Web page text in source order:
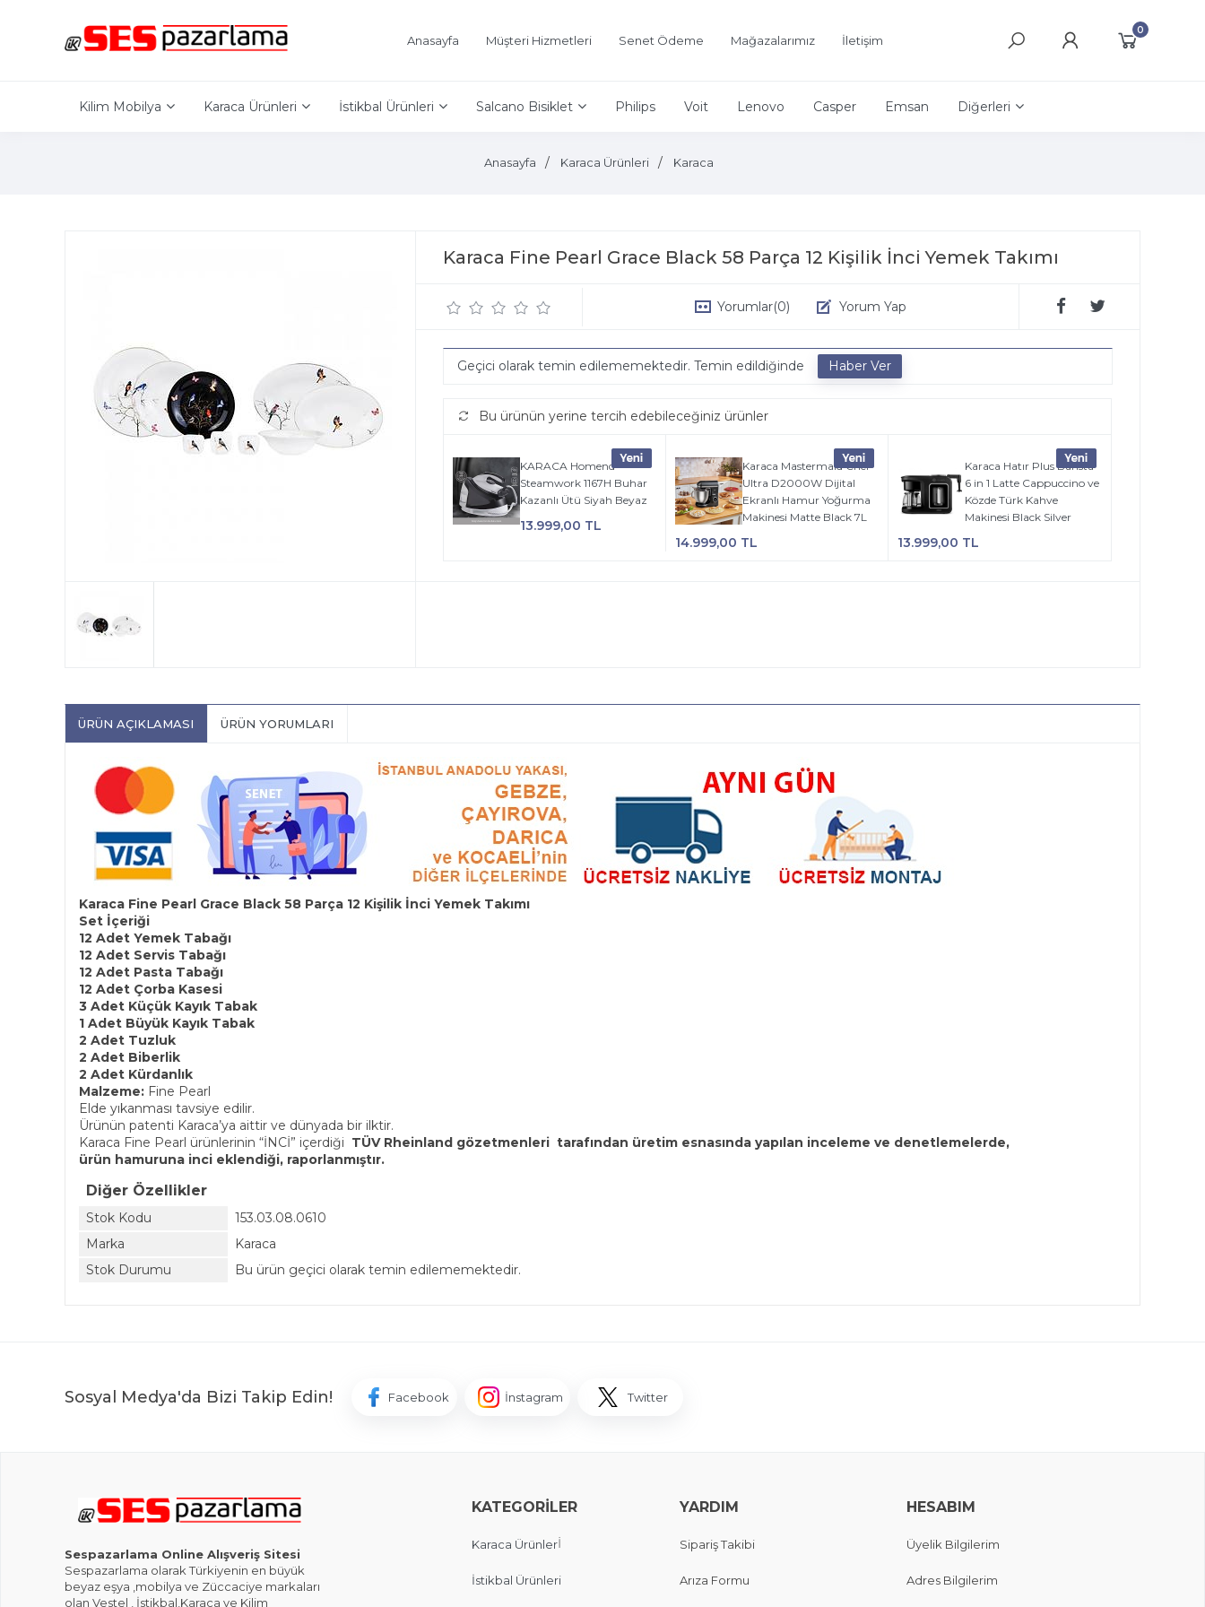
Anasayfa Müşteri Hizmetleri Senet Ödeme Mağazalarımız İletişim
0
Kilim Mobilya Karaca Ürünleri İstikbal Ürünleri Salcano Bisiklet Philips Voit Lenovo Casper Emsan Diğerleri
Anasayfa Karaca Ürünleri Karaca
Karaca Fine Pearl Grace Black 58 Parça 12 Kişilik İnci Yemek Takımı
Yorumlar(0) Yorum Yap
Geçici olarak temin edilememektedir. Temin edildiğinde
Bu ürünün yerine tercih edebileceğiniz ürünler
KARACA Homend
Steamwork 1167H Buhar
Kazanlı Ütü Siyah Beyaz
13.999,00 TL
Karaca Mastermaid Chef
Ultra D2000W Dijital
Ekranlı Hamur Yoğurma
Makinesi Matte Black 7L
14.999,00 TL
Karaca Hatır Plus Barista
6 in 1 Latte Cappuccino ve
Közde Türk Kahve
Makinesi Black Silver
13.999,00 TL
ÜRÜN AÇIKLAMASI ÜRÜN YORUMLARI
Karaca Fine Pearl Grace Black 58 Parça 12 Kişilik İnci Yemek Takımı
Set İçeriği
12 Adet Yemek Tabağı
12 Adet Servis Tabağı
12 Adet Pasta Tabağı
12 Adet Çorba Kasesi
3 Adet Küçük Kayık Tabak
1 Adet Büyük Kayık Tabak
2 Adet Tuzluk
2 Adet Biberlik
2 Adet Kürdanlık
Malzeme: Fine Pearl
Elde yıkanması tavsiye edilir.
Ürünün patenti Karaca’ya aittir ve dünyada bir ilktir.
Karaca Fine Pearl ürünlerinin “İNCİ” içerdiği TÜV Rheinland gözetmenleri tarafından üretim esnasında yapılan inceleme ve denetlemelerde,
ürün hamuruna inci eklendiği, raporlanmıştır.
Diğer Özellikler
Stok Kodu
153.03.08.0610
Marka
Karaca
Stok Durumu
Bu ürün geçici olarak temin edilememektedir.
Sosyal Medya'da Bizi Takip Edin! Facebook İnstagram Twitter
Sespazarlama Online Alışveriş Sitesi
Sespazarlama olarak Türkiyenin en büyük
beyaz eşya ,mobilya ve Züccaciye markaları
olan Vestel , İstikbal,Karaca ve Kilim
KATEGORİLER
Karaca Ürünlerİ
İstikbal Ürünleri
YARDIM
Sipariş Takibi
Arıza Formu
HESABIM
Üyelik Bilgilerim
Adres Bilgilerim